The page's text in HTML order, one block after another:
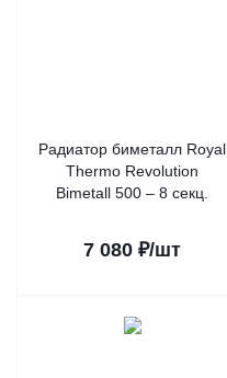
Радиатор биметалл Royal
Thermo Revolution
Bimetall 500 – 8 секц.
7 080 ₽/шт